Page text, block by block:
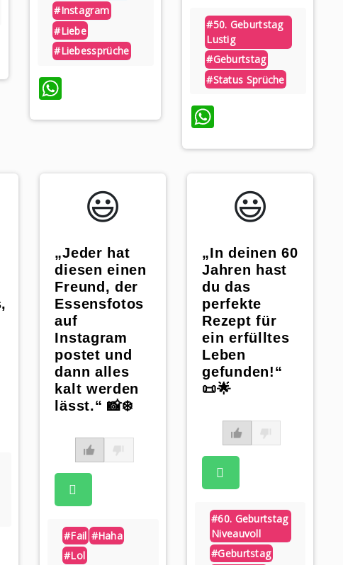
#instagram
#liebe
#liebessprüche
WhatsApp
#50. Geburtstag
Lustig
#geburtstag
#status Sprüche
WhatsApp
😃️
„Jeder hat
diesen einen
Freund, der
Essensfotos
auf
Instagram
postet und
dann alles
kalt werden
lässt.“ 📸❄️
#fail #haha
#lol
😃️
„In deinen 60
Jahren hast
du das
perfekte
Rezept für
ein erfülltes
Leben
gefunden!“
📜🌟
#60. Geburtstag
Niveauvoll
#geburtstag